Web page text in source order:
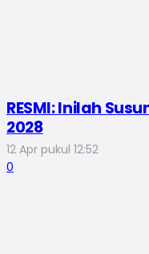
RESMI: Inilah
2028
12 Apr pukul 12:52
0